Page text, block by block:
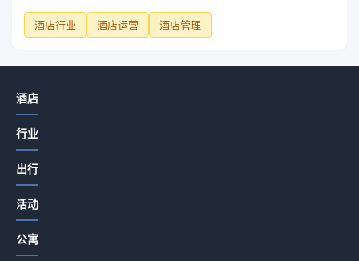
酒店行业 酒店运营 酒店管理
酒店
行业
出行
活动
公寓